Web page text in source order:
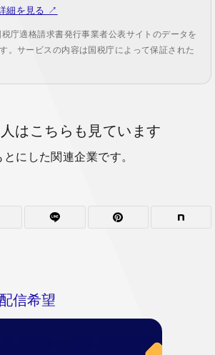
細を見る ↗
庁適格請求書発行事業者公表サイトのデータを
。サービスの内容は国税庁によって保証された
はこちらも見ています
にした関連企業です。
信希望